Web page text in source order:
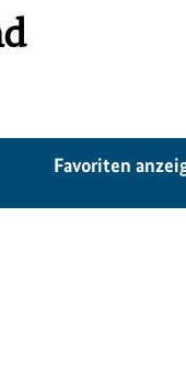
Favoriten